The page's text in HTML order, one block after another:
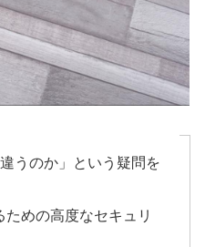
うのか」という疑問を
めの高度なセキュリ